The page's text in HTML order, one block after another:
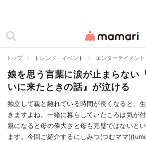
ママリ
カテゴリー一覧
妊娠
出産
赤ちゃん・育児
子育て・家族
トップ トレンド・イベント エンターテイメント
娘を思う言葉に涙が止まらない
いに来たときの話』が泣ける
独立して親と離れている時間が長くなると、
きますよね。一緒に暮らしていたころは気が
親になると母の偉大さと母も完璧ではないと
ます。今回ご紹介するにしみつ(つむママ